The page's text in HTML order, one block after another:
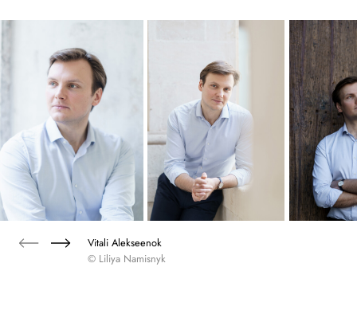
Vitali Alekseenok
© Liliya Namisnyk